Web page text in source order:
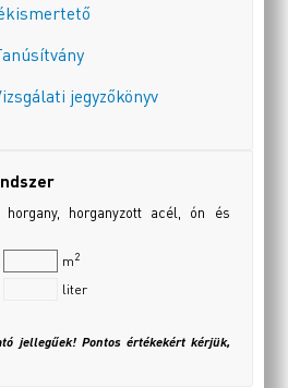
jegyzőkönyv
horganyzott acél, ón és
m2
liter
jellegűek! Pontos értékekért kérjük,